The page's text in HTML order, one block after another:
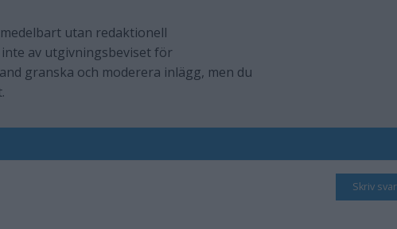
utan redaktionell
av utgivningsbeviset för
granska och moderera inlägg, men du
Skriv svar